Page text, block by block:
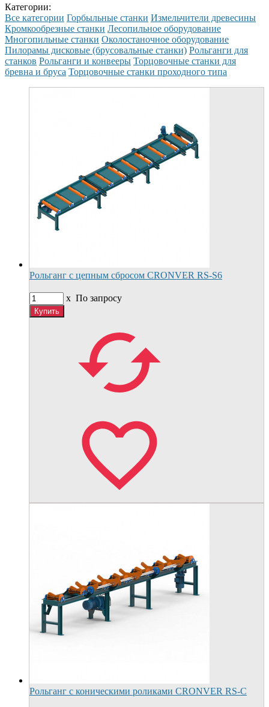
Категории:
Все категории Горбыльные станки Измельчители древесины
Кромкообрезные станки Лесопильное оборудование
Многопильные станки Околостаночное оборудование
Пилорамы дисковые (брусовальные станки) Рольганги для
станков Рольганги и конвееры Торцовочные станки для
бревна и бруса Торцовочные станки проходного типа
Рольганг с цепным сбросом CRONVER RS-S6
x По запросу
Рольганг с коническими роликами CRONVER RS-С